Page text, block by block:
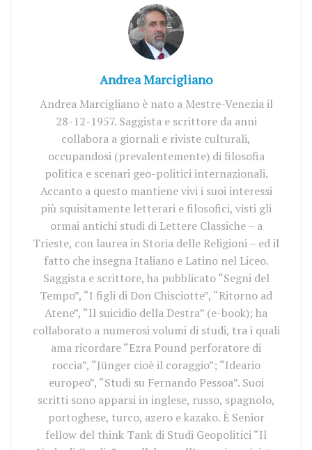
Andrea Marcigliano
Andrea Marcigliano è nato a Mestre-Venezia il
28-12-1957. Saggista e scrittore da anni
collabora a giornali e riviste culturali,
occupandosi (prevalentemente) di filosofia
politica e scenari geo-politici internazionali.
Accanto a questo mantiene vivi i suoi interessi
più squisitamente letterari e filosofici, visti gli
ormai antichi studi di Lettere Classiche – a
Trieste, con laurea in Storia delle Religioni – ed il
fatto che insegna Italiano e Latino nel Liceo.
Saggista e scrittore, ha pubblicato “Segni del
Tempo”, “I figli di Don Chisciotte”, “Ritorno ad
Atene”, “Il suicidio della Destra” (e-book); ha
collaborato a numerosi volumi di studi, tra i quali
ama ricordare “Ezra Pound perforatore di
roccia”, “Jünger cioè il coraggio”; “Ideario
europeo”, “Studi su Fernando Pessoa”. Suoi
scritti sono apparsi in inglese, russo, spagnolo,
portoghese, turco, azero e kazako. È Senior
fellow del think Tank di Studi Geopolitici “Il